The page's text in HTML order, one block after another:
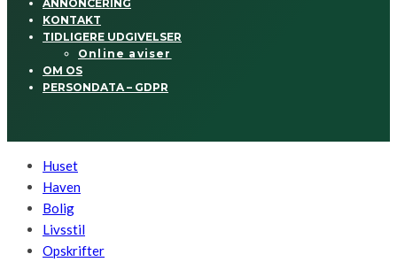
ANNONCERING
KONTAKT
TIDLIGERE UDGIVELSER
Online aviser
OM OS
PERSONDATA – GDPR
Huset
Haven
Bolig
Livsstil
Opskrifter